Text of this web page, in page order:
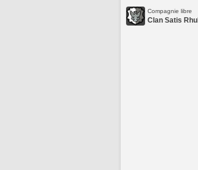
Compagnie libre
Clan Satis Rhul